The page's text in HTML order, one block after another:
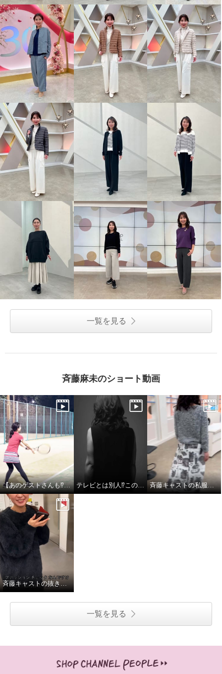
一覧を見る
斉藤麻未のショート動画
【あのゲストさんも⁉︎】斉藤キャストのテニス姿 テレビとは別人⁉︎この変化、見逃せない！ 斉藤キャストの私服チェック
斉藤キャストの抜き打ち私服チェック
一覧を見る